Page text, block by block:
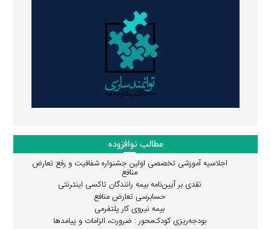
مطالب نوافزوده
اجلاسیه آموزشی تخصصی اولین جشنواره شفافیت و رفع تعارض
منافع
نقدی بر آیین‌نامه بیمه رانندگان تاکسی اینترنتی
حسابرسی تعارض منافع
بیمه نیروی کار پلتفرمی
بودجه‌ریزی کودک‌محور : ضرورت، الزامات و پیامدها